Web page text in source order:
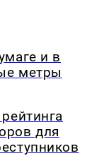
и в
метры
для